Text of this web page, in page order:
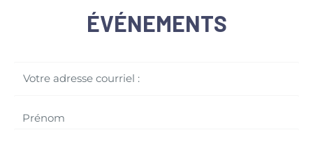
ÉVÉNEMENTS
Votre adresse courriel :